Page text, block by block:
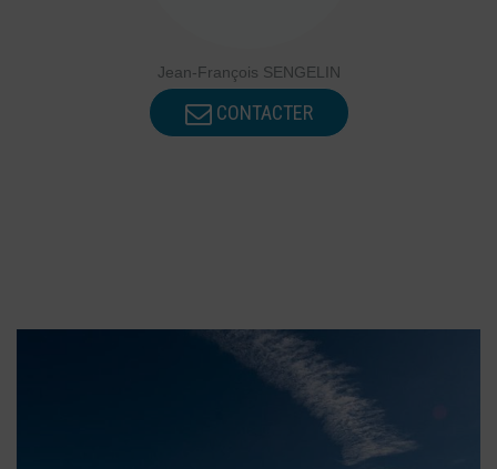
Jean-François SENGELIN
CONTACTER